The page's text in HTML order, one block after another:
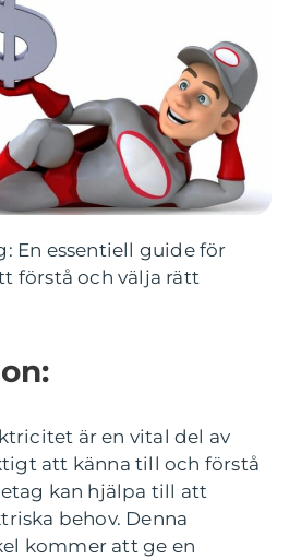
En essentiell guide för
förstå och välja rätt
är en vital del av
att känna till och förstå
kan hjälpa till att
behov. Denna
kommer att ge en